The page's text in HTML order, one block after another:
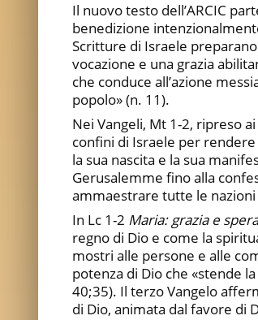
Il nuovo testo dell’ARCIC
benedizione
Scritture di Israele
vocazione e una grazia
che conduce all’azione
popolo» (n. 11).
Nei Vangeli, Mt 1-2, ripreso
confini di Israele per
la sua nascita e la sua
Gerusalemme fino alla
ammaestrare tutte le nazioni
In Lc 1-2 Maria: grazia e
regno di Dio e come la
mostri alle persone e alle
potenza di Dio che «stende
40;35). Il terzo Vangelo
di Dio, animata dal favore di